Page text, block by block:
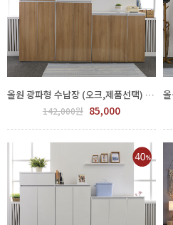
올원 광파형 수납장 (오크,제품선택) GTK1030-001
142,000원 85,000